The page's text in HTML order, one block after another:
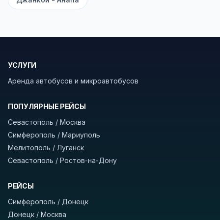
безопасности рекомендуем брать с собой
границу заранее уточнить возможность
службе.
В автобусах есть всё необходимое для
кондиционер, отопление, зарядка
устройств, вода, пледы. На больших
автобусах работают стюарды. У нас
скрытых платежей
оплата производится только при посадке,
отправления и прибытия, дату выезда и
нажмите «Найти рейсы». В списке рейсов
УСЛУГИ
Аренда автобусов и микроавтобусов
ПОПУЛЯРНЫЕ РЕЙСЫ
Севастополь / Москва
Симферополь / Мариуполь
Мелитополь / Луганск
Севастополь / Ростов-на-Дону
РЕЙСЫ
Симферополь / Донецк
Донецк / Москва